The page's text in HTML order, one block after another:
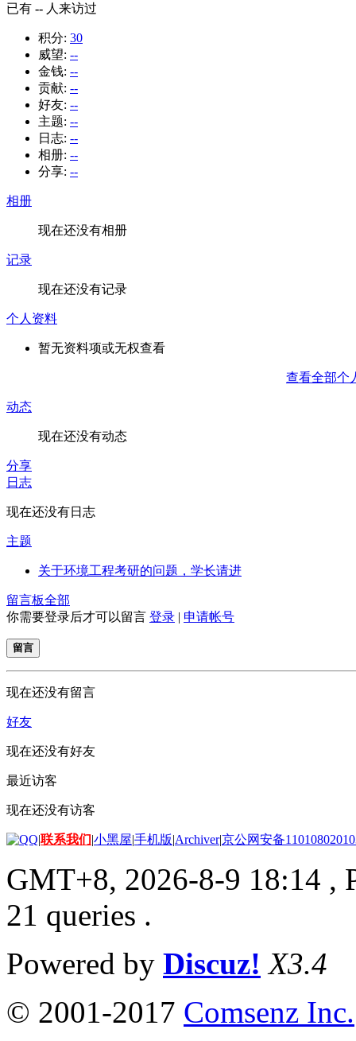
已有 -- 人来访过
积分: 30
威望: --
金钱: --
贡献: --
好友: --
主题: --
日志: --
相册: --
分享: --
相册
现在还没有相册
记录
现在还没有记录
个人资料
暂无资料项或无权查看
查看全部个
动态
现在还没有动态
分享
日志
现在还没有日志
主题
关于环境工程考研的问题，学长请进
留言板全部
你需要登录后才可以留言 登录 | 申请帐号
留言
现在还没有留言
好友
现在还没有好友
最近访客
现在还没有访客
|联系我们|小黑屋|手机版|Archiver|京公网安备
GMT+8, 2026-8-9 18:14 ,
21 queries .
Powered by Discuz! X3.4
© 2001-2017 Comsenz Inc.